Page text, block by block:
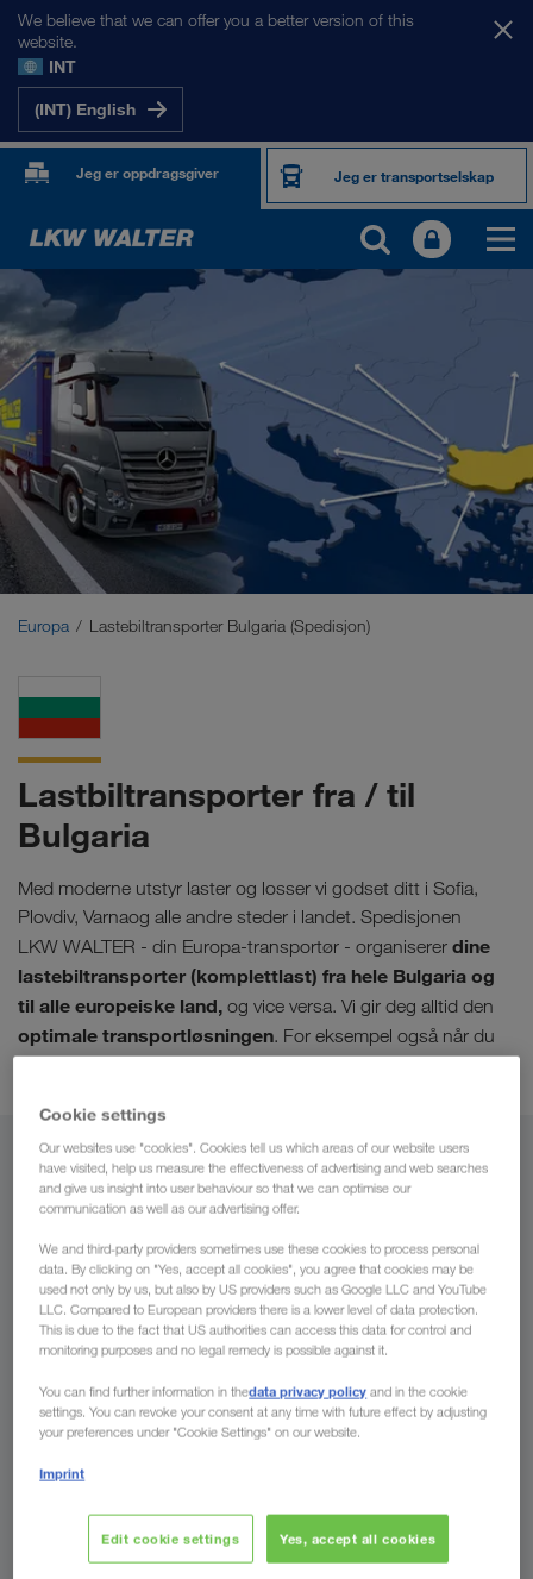
We believe that we can offer you a better version of this
website.
INT
(INT) English
Jeg er oppdragsgiver Jeg er transportselskap
MARKEDENE VÅRE
Europa
Sentral-Asia
Russland
Midtøsten
Europa Lastebiltransporter Bulgaria (Spedisjon)
Lastbiltransporter fra / til
Bulgaria
Med moderne utstyr laster og losser vi godset ditt i Sofia,
Plovdiv, Varnaog alle andre steder i landet. Spedisjonen
LKW WALTER - din Europa-transportør - organiserer dine
lastebiltransporter (komplettlast) fra hele Bulgaria og
til alle europeiske land, og vice versa. Vi gir deg alltid den
optimale transportløsningen. For eksempel også når du
trenger lastekapasitet på ekstra kort varsel.
Fra
Norge
Til
Cookie settings
Our websites use "cookies". Cookies tell us which areas of our website users
have visited, help us measure the effectiveness of advertising and web searches
and give us insight into user behaviour so that we can optimise our
communication as well as our advertising offer.
We and third-party providers sometimes use these cookies to process personal
data. By clicking on "Yes, accept all cookies", you agree that cookies may be
used not only by us, but also by US providers such as Google LLC and YouTube
LLC. Compared to European providers there is a lower level of data protection.
This is due to the fact that US authorities can access this data for control and
monitoring purposes and no legal remedy is possible against it.
You can find further information in thedata privacy policy and in the cookie
settings. You can revoke your consent at any time with future effect by adjusting
your preferences under "Cookie Settings" on our website.
Imprint
Edit cookie settings Yes, accept all cookies